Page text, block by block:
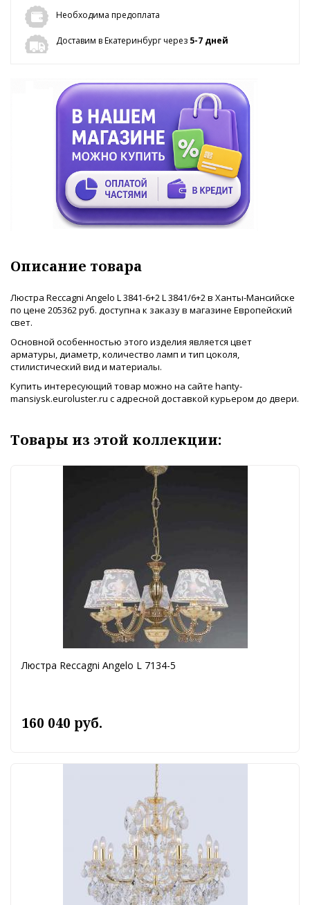
Необходима предоплата
Доставим в Екатеринбург через 5-7 дней
Описание товара
Люстра Reccagni Angelo L 3841-6+2 L 3841/6+2 в Ханты-Мансийске
по цене 205362 руб. доступна к заказу в магазине Европейский
свет.
Основной особенностью этого изделия является цвет
арматуры, диаметр, количество ламп и тип цоколя,
стилистический вид и материалы.
Купить интересующий товар можно на сайте hanty-
mansiysk.euroluster.ru с адресной доставкой курьером до двери.
Товары из этой коллекции:
Люстра Reccagni Angelo L 7134-5
160 040 руб.